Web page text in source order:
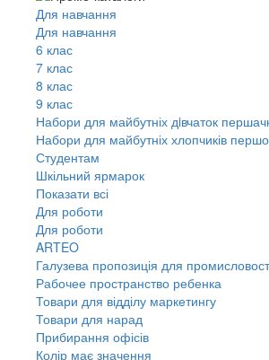
Для навчання
Для навчання
6 клас
7 клас
8 клас
9 клас
Набори для майбутніх дiвчаток
Набори для майбутніх хлопчиків
Студентам
Шкільний ярмарок
Показати всі
Для роботи
Для роботи
ARTEO
Галузева пропозиція для
Рабочее пространство ребенка
Товари для відділу маркетингу
Товари для нарад
Прибирання офісів
Колір має значення